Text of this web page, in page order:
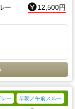
ー 12,500円
早朝／午前スルー
レー